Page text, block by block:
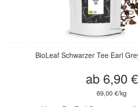
BioLeaf Schwarzer Tee Earl
ab 6,90 €
69,00 €/kg